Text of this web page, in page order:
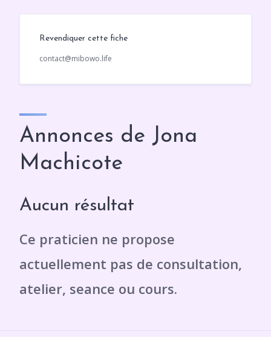
Revendiquer cette fiche
contact@mibowo.life
Annonces de Jona
Machicote
Aucun résultat